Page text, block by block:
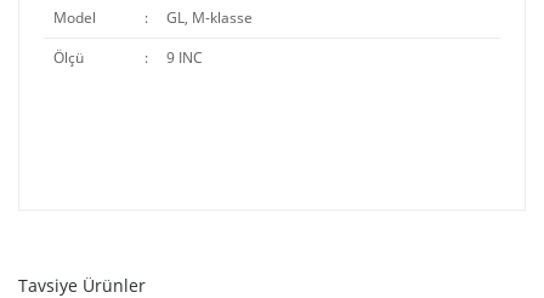
Model
:
GL, M-klasse
Ölçü
: 9 INC
Tavsiye Ürünler